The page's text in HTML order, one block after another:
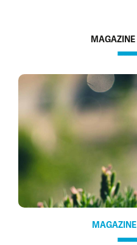
MAGAZINE
MAGAZINE